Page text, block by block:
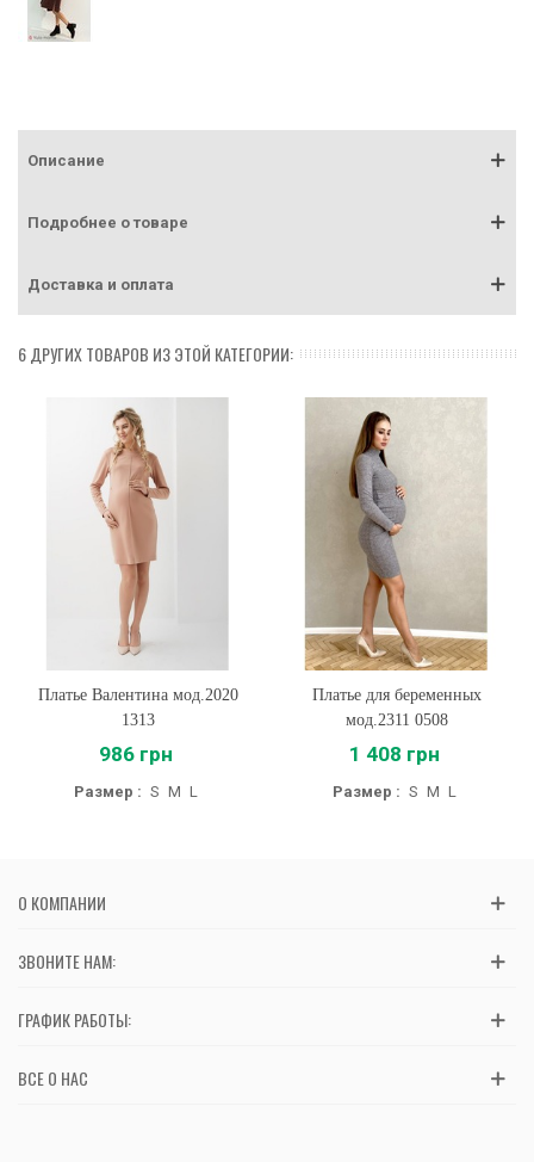
Описание
Подробнее о товаре
Доставка и оплата
6 ДРУГИХ ТОВАРОВ ИЗ ЭТОЙ КАТЕГОРИИ:
Платье Валентина мод.2020
1313
986 грн
Размер : S M L
Платье для беременных
мод.2311 0508
1 408 грн
Размер : S M L
О КОМПАНИИ
ЗВОНИТЕ НАМ:
ГРАФИК РАБОТЫ:
ВСЕ О НАС